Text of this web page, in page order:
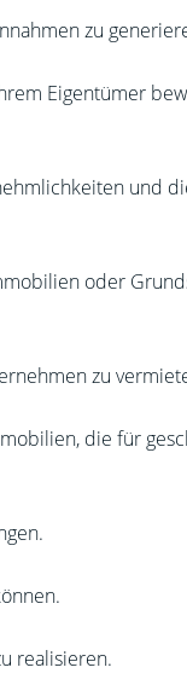
zu
Eigentümer
und
oder
zu
die für
realisieren.